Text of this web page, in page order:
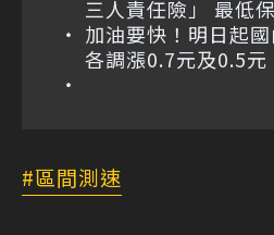
三人責任險」 最低
加油要快！明日起
各調漲0.7元及0.5元
區間測速